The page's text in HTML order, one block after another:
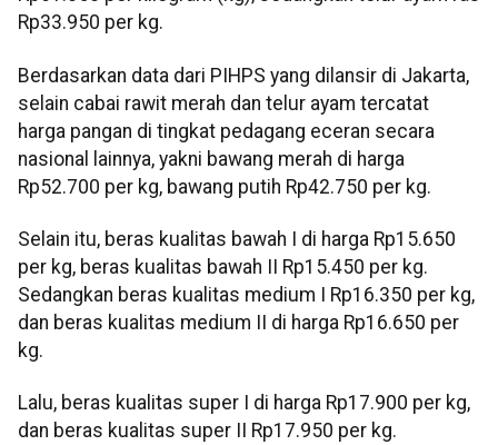
Rp33.950 per kg.
Berdasarkan data dari PIHPS yang dilansir di Jakarta,
selain cabai rawit merah dan telur ayam tercatat
harga pangan di tingkat pedagang eceran secara
nasional lainnya, yakni bawang merah di harga
Rp52.700 per kg, bawang putih Rp42.750 per kg.
Selain itu, beras kualitas bawah I di harga Rp15.650
per kg, beras kualitas bawah II Rp15.450 per kg.
Sedangkan beras kualitas medium I Rp16.350 per kg,
dan beras kualitas medium II di harga Rp16.650 per
kg.
Lalu, beras kualitas super I di harga Rp17.900 per kg,
dan beras kualitas super II Rp17.950 per kg.